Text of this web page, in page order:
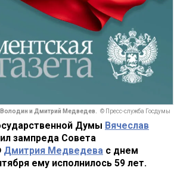
Володин и Дмитрий Медведев. © Пресс-служба Госдумы
Думы Вячеслав
зампреда Совета
Дмитрия Медведева с днем
ему исполнилось 59 лет.